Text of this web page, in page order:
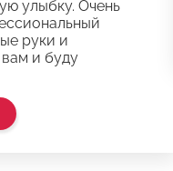
улыбку. Очень
руки и
вам и буду